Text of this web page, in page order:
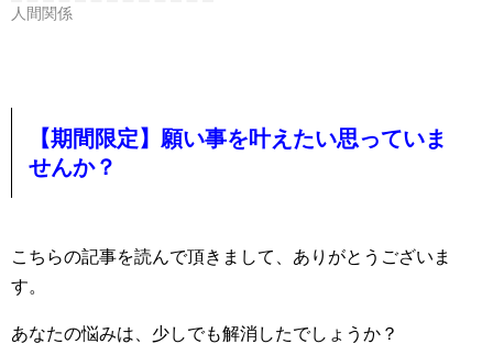
人間関係
【期間限定】願い事を叶えたい思っていま
せんか？
こちらの記事を読んで頂きまして、ありがとうございま
す。
あなたの悩みは、少しでも解消したでしょうか？